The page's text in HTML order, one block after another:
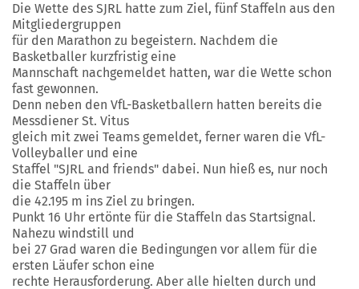
Die Wette des SJRL hatte zum Ziel, fünf Staffeln aus den
Mitgliedergruppen
für den Marathon zu begeistern. Nachdem die
Basketballer kurzfristig eine
Mannschaft nachgemeldet hatten, war die Wette schon
fast gewonnen.
Denn neben den VfL-Basketballern hatten bereits die
Messdiener St. Vitus
gleich mit zwei Teams gemeldet, ferner waren die VfL-
Volleyballer und eine
Staffel "SJRL and friends" dabei. Nun hieß es, nur noch
die Staffeln über
die 42.195 m ins Ziel zu bringen.
Punkt 16 Uhr ertönte für die Staffeln das Startsignal.
Nahezu windstill und
bei 27 Grad waren die Bedingungen vor allem für die
ersten Läufer schon eine
rechte Herausforderung. Aber alle hielten durch und